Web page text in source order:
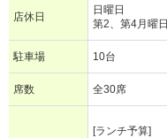
店休日
日曜日
第2、第4月曜日
駐車場 10台
席数 全30席
[ランチ予算]